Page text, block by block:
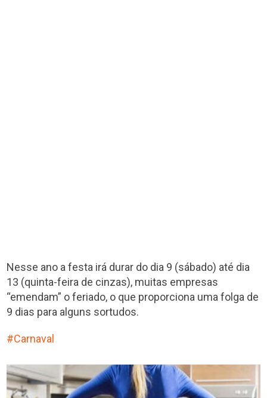
Nesse ano a festa irá durar do dia 9 (sábado) até dia
13 (quinta-feira de cinzas), muitas empresas
“emendam” o feriado, o que proporciona uma folga de
9 dias para alguns sortudos.
Carnaval